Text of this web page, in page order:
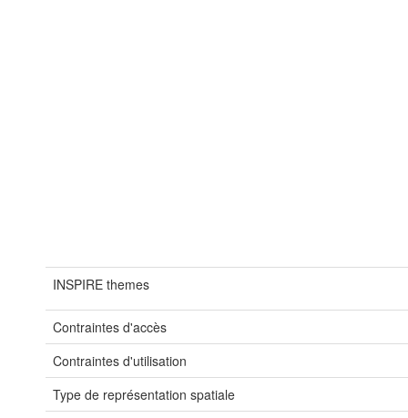
INSPIRE themes
Contraintes d'accès
Contraintes d'utilisation
Type de représentation spatiale